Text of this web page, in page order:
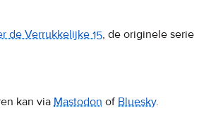
de Verrukkelijke 15, de originele serie
kan via Mastodon ofBluesky.